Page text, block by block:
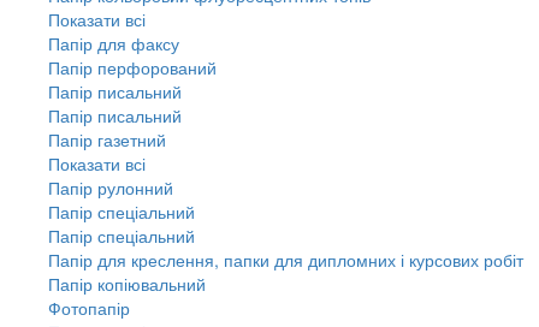
Показати всі
Папір для факсу
Папір перфорований
Папір писальний
Папір писальний
Папір газетний
Показати всі
Папір рулонний
Папір спеціальний
Папір спеціальний
Папір для креслення, папки для дипломних і курсових робіт
Папір копіювальний
Фотопапір